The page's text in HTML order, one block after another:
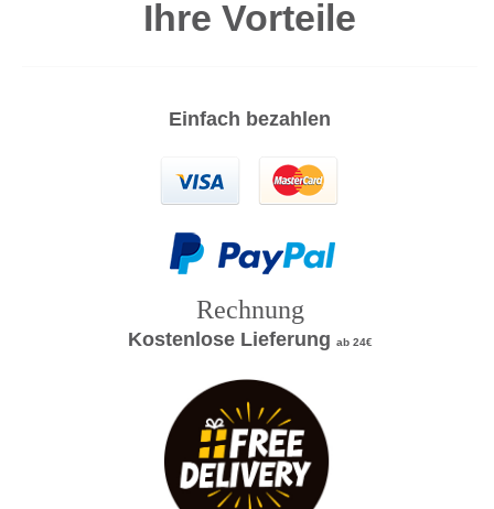
Ihre Vorteile
Einfach bezahlen
Rechnung
Kostenlose Lieferung ab 24€